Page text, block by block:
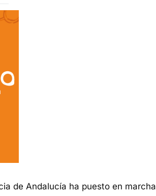
de Andalucía ha puesto en marcha